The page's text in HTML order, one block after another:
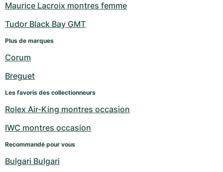
Maurice Lacroix montres femme
Tudor Black Bay GMT
Plus de marques
Corum
Breguet
Les favoris des collectionneurs
Rolex Air-King montres occasion
IWC montres occasion
Recommandé pour vous
Bulgari Bulgari